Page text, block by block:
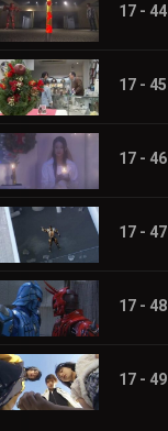
17 - 44
17 - 45
17 - 46
17 - 47
17 - 48
17 - 49